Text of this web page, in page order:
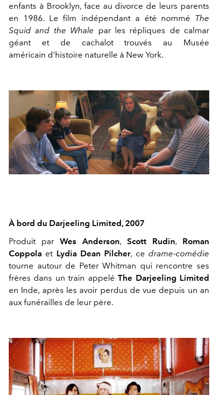
enfants à Brooklyn, face au divorce de leurs parents
en 1986. Le film indépendant a été nommé The
Squid and the Whale par les répliques de calmar
géant et de cachalot trouvés au Musée
américain d'histoire naturelle à New York.
À bord du Darjeeling Limited, 2007
Produit par Wes Anderson, Scott Rudin, Roman
Coppola et Lydia Dean Pilcher, cedrame-comédie
tourne autour de Peter Whitman qui rencontre ses
frères dans un train appeléThe Darjeeling Limited
en Inde, après les avoir perdus de vue depuis un an
aux funérailles de leur père.